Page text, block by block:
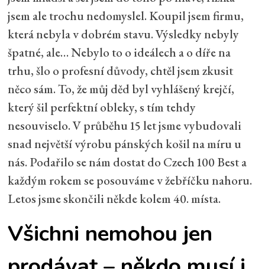
jsem ale trochu nedomyslel. Koupil jsem firmu,
která nebyla v dobrém stavu. Výsledky nebyly
špatné, ale… Nebylo to o ideálech a o díře na
trhu, šlo o profesní důvody, chtěl jsem zkusit
něco sám. To, že můj děd byl vyhlášený krejčí,
který šil perfektní obleky, s tím tehdy
nesouviselo. V průběhu 15 let jsme vybudovali
snad největší výrobu pánských košil na míru u
nás. Podařilo se nám dostat do Czech 100 Best a
každým rokem se posouváme v žebříčku nahoru.
Letos jsme skončili někde kolem 40. místa.
Všichni nemohou jen